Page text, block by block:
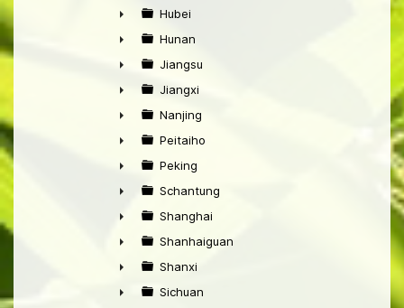
►
►
Hubei
►
Hunan
►
Jiangsu
►
Jiangxi
►
Nanjing
►
Peitaiho
►
Peking
►
Schantung
►
Shanghai
►
Shanhaiguan
►
Shanxi
Sichuan